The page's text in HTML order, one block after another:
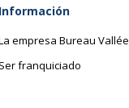
Información
empresa Bureau Vallée
Ser franquiciado